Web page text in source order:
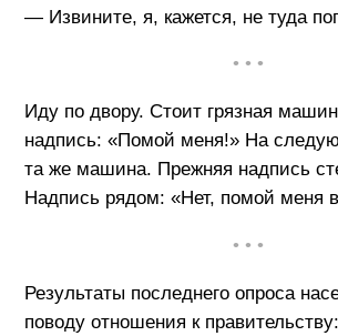
— Извините, я, кажется, не туда
• • •
Иду по двору. Стоит грязная
надпись: «Помой меня!» На
та же машина. Прежняя надпись
Надпись рядом: «Нет, помой меня
• • •
Результаты последнего опроса
поводу отношения к правительству: